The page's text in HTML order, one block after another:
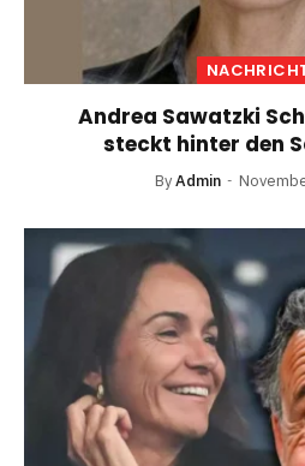
Andrea Sawatzki
steckt hinter den
ByAdmin